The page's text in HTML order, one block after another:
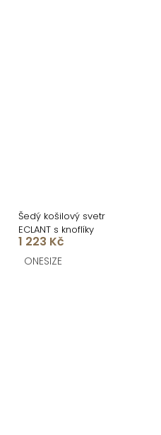
Šedý košilový svetr
ECLANT s knoflíky
1 223 Kč
ONESIZE